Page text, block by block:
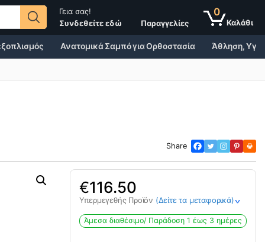
Γεια σας!
Συνδεθείτε εδώ
Παραγγελίες
0
Ανατομικά Σαμπό για Ορθοστασία Άθληση,
Share
116.50
€
Υπερμεγεθής Προϊόν (Δείτε τα μεταφορικά)>
Άμεσα διαθέσιμο/ Παράδoση 1 έως 3 ημέρες